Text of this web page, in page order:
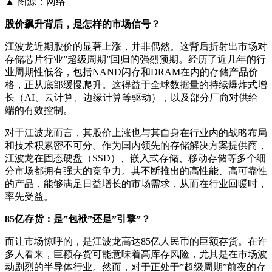
股价飙升背后，是怎样的市场信号？
江波龙近期股价的显著上涨，并非偶然。这背后折射出市场对
存储芯片行业”超级周期”回归的强烈预期。经历了近几年的行
业周期性低谷，包括NAND闪存和DRAM在内的存储产品价
格，正从底部缓慢爬升。这得益于全球数据量的持续爆炸式增
长（AI、云计算、边缘计算等驱动），以及部分厂商对供给
端的有效控制。
对于江波龙而言，其股价上涨也与其自身在行业内的战略布局
和技术积累密不可分。作为国内领先的存储解决方案提供商，
江波龙在固态硬盘（SSD）、嵌入式存储、移动存储等多个细
分市场都拥有强大的竞争力。其不断推出的高性能、高可靠性
的产品，能够满足日益增长的市场需求，从而在行业回暖时，
率先受益。
85亿存货：是”包袱”还是”引擎”？
而让市场惊呼的，是江波龙高达85亿人民币的巨额存货。在许
多人看来，巨额存货可能意味着高库存风险，尤其是在市场波
动剧烈的半导体行业。然而，对于正处于”超级周期”前夜的存